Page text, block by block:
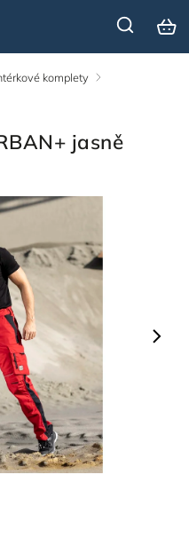
komplety /
jasně